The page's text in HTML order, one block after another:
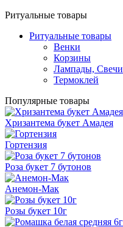
Ритуальные товары
Ритуальные товары
Венки
Корзины
Лампады, Свечи
Термоклей
Популярные товары
Хризантема букет Амадея
Гортензия
Роза букет 7 бутонов
Анемон-Мак
Розы букет 10г